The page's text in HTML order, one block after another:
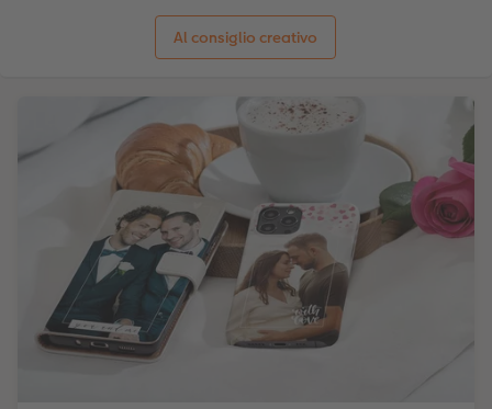
Al consiglio creativo